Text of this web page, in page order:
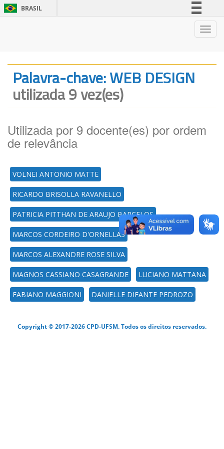
BRASIL
Legislação
Palavra-chave: WEB DESIGN
utilizada 9 vez(es)
Utilizada por 9 docente(es) por ordem
de relevância
VOLNEI ANTONIO MATTE
RICARDO BRISOLLA RAVANELLO
PATRICIA PITTHAN DE ARAUJO BARCELOS
MARCOS CORDEIRO D'ORNELLAS
MARCOS ALEXANDRE ROSE SILVA
MAGNOS CASSIANO CASAGRANDE LUCIANO MATTANA
FABIANO MAGGIONI DANIELLE DIFANTE PEDROZO
Copyright © 2017-2026 CPD-UFSM. Todos os direitos reservados.